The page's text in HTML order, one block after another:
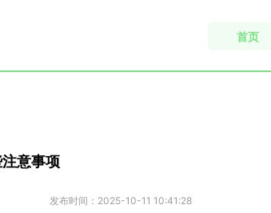
首页
意事项
发布时间： 2025-10-11 10:41:28